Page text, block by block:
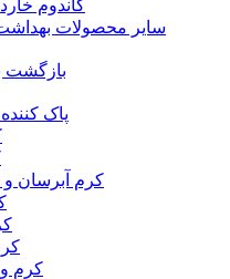
کاندوم
سایر محصولات
بازگشت
پاک
کرم آبرسان
کرم